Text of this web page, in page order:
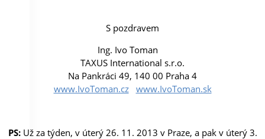
S pozdravem
Ing. Ivo Toman
TAXUS International s.r.o.
Na Pankráci 49, 140 00 Praha 4
www.IvoToman.cz
www.IvoToman.sk
PS:Už za týden, v úterý 26. 11. 2013 v Praze, a pak v úterý 3.